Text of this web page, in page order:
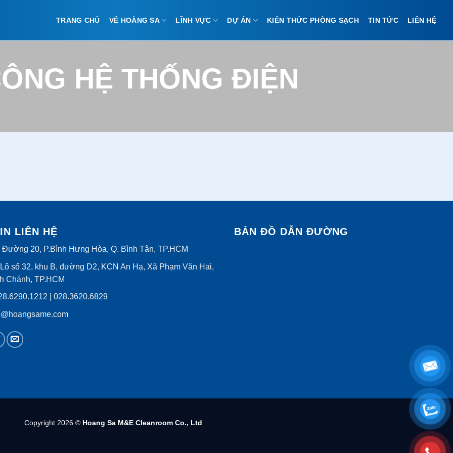
TRANG CHỦ VỀ HOÀNG SA LĨNH VỰC DỰ ÁN KIẾN THỨC PHÒNG SẠCH TIN TỨC LIÊN HỆ
HỆ THỐNG ĐIỆN
LIÊN HỆ
Đường 20, P.Bình Hưng Hòa, Q. Bình Tân, TP.HCM
Lô số 32, khu B, đường D2, KCN An Hạ, Xã Phạm Văn Hai,
Chánh, TP.HCM
| 028.3620.6829
BẢN ĐỒ DẪN ĐƯỜNG
Copyright 2026 © Hoang Sa M&E Cleanroom Co., Ltd